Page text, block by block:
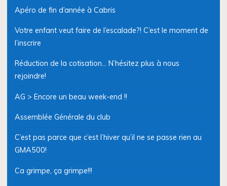
Apéro de fin d’année à Cabris
Votre enfant veut faire de l’escalade?! C’est le moment de
l’inscrire
Réduction de la cotisation… N’hésitez plus à nous
rejoindre!
AG > Encore un beau week-end !!
Assemblée Générale du club
C’est pas parce que c’est l’hiver qu’il ne se passe rien au
GMA500!
Ca grimpe, ça grimpe!!!